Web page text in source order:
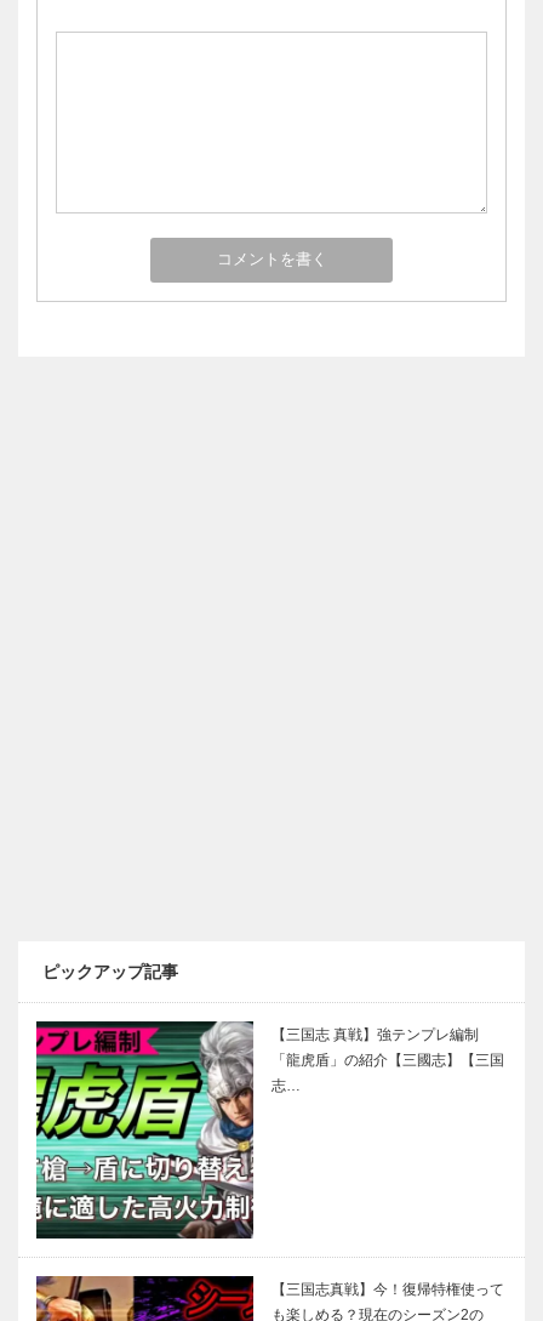
ピックアップ記事
【三国志 真戦】強テンプレ編制
「龍虎盾」の紹介【三國志】【三国
志…
【三国志真戦】今！復帰特権使って
も楽しめる？現在のシーズン2の